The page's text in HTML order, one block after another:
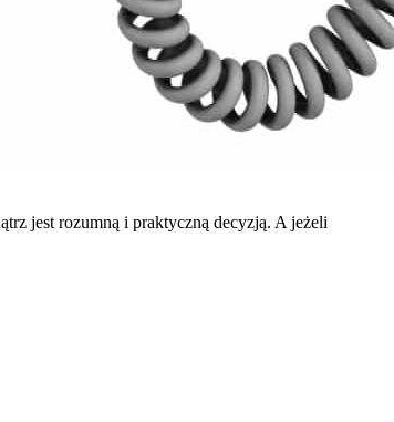
jest rozumną i praktyczną decyzją. A jeżeli